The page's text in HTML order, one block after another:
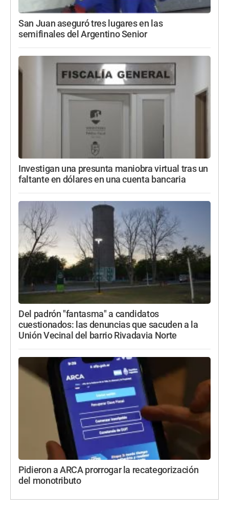
San Juan aseguró tres lugares en las
semifinales del Argentino Senior
Investigan una presunta maniobra virtual tras un
faltante en dólares en una cuenta bancaria
Del padrón "fantasma" a candidatos
cuestionados: las denuncias que sacuden a la
Unión Vecinal del barrio Rivadavia Norte
Pidieron a ARCA prorrogar la recategorización
del monotributo